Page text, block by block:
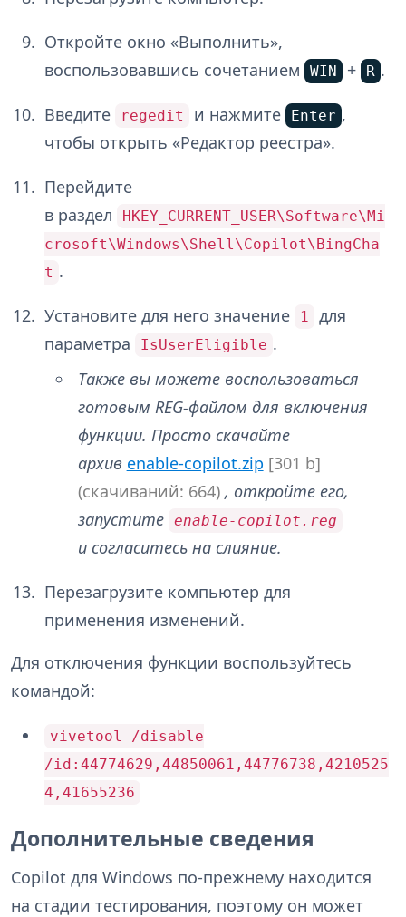
Откройте окно «Выполнить»,
воспользовавшись сочетанием
WIN + R .
Введите regedit и нажмите Enter ,
чтобы открыть «Редактор реестра».
Перейдите
в раздел
HKEY_CURRENT_USER\Software\Mi
crosoft\Windows\Shell\Copilot\BingCha
t .
Установите для него значение 1
для
параметра
IsUserEligible .
Также вы можете воспользоваться
готовым REG-файлом для включения
функции. Просто скачайте
архив enable-copilot.zip [301 b]
(cкачиваний: 664) , откройте его,
запустите enable-copilot.reg
и согласитесь на слияние.
Перезагрузите компьютер для
применения изменений.
Для отключения функции воспользуйтесь
командой:
vivetool /disable
/id:44774629,44850061,44776738,4210525
4,41655236
Дополнительные сведения
Copilot для Windows по-прежнему находится
на стадии тестирования, поэтому он может